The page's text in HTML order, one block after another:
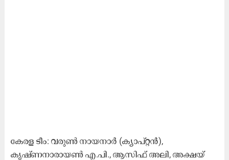
കേരള ടീം: വരുൺ നായനാർ (ക്യാപ്റ്റൻ),
കൃഷ്ണനാരായൺ എ.പി., ആസിഫ് അലി, അക്ഷയ്